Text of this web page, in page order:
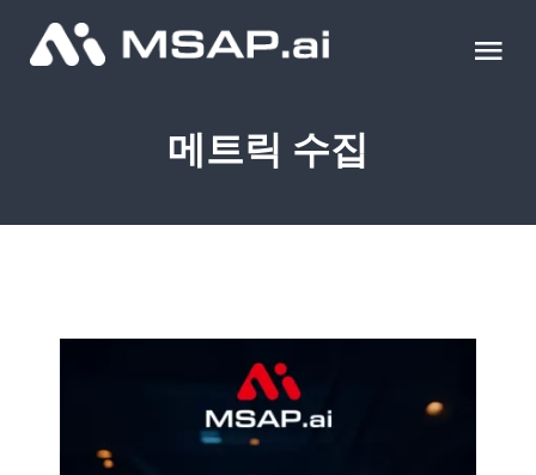
조달물품
이벤트 & 세미나
메트릭 수집